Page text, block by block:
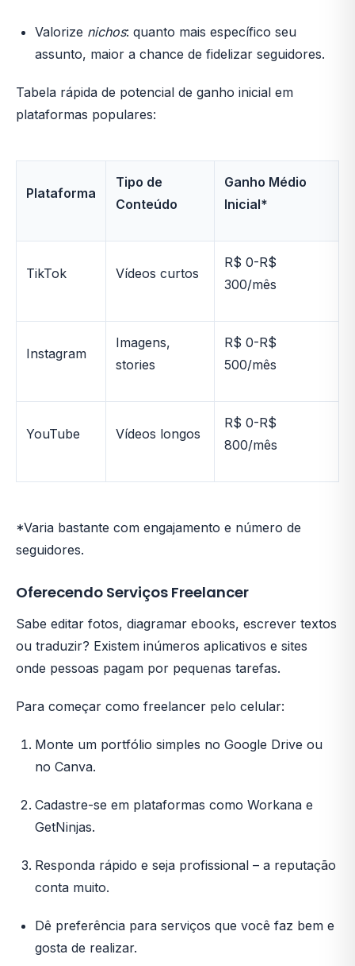
Valorize nichos: quanto mais específico seu
assunto, maior a chance de fidelizar seguidores.
Tabela rápida de potencial de ganho inicial em
plataformas populares:
Plataforma
Tipo de
Conteúdo
Ganho Médio
Inicial*
TikTok Vídeos curtos
R$ 0-R$
300/mês
Instagram
Imagens,
stories
R$ 0-R$
500/mês
YouTube Vídeos longos
R$ 0-R$
800/mês
*Varia bastante com engajamento e número de
seguidores.
Oferecendo Serviços Freelancer
Sabe editar fotos, diagramar ebooks, escrever textos
ou traduzir? Existem inúmeros aplicativos e sites
onde pessoas pagam por pequenas tarefas.
Para começar como freelancer pelo celular:
Monte um portfólio simples no Google Drive ou
no Canva.
Cadastre-se em plataformas como Workana e
GetNinjas.
Responda rápido e seja profissional – a reputação
conta muito.
Dê preferência para serviços que você faz bem e
gosta de realizar.